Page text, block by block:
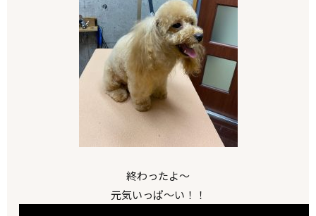
終わったよ～
元気いっぱ～い！！